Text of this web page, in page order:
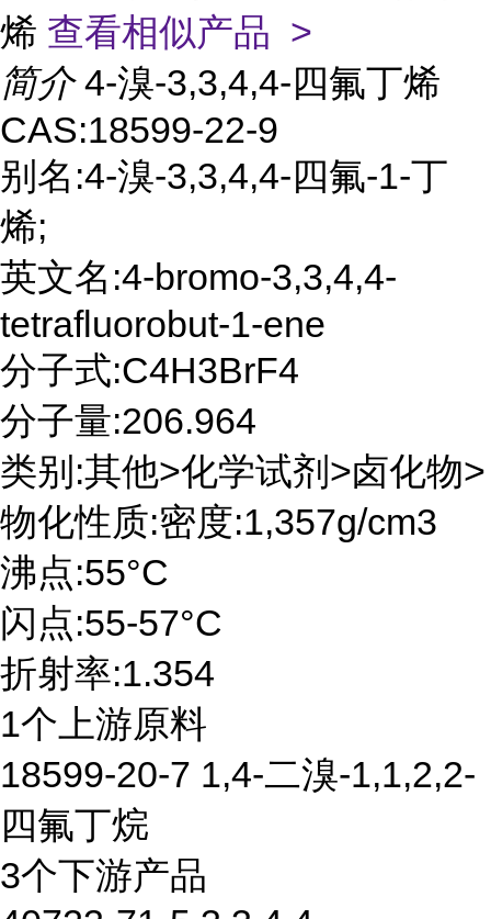
烯 查看相似产品 >
简介 4-溴-3,3,4,4-四氟丁烯
CAS:18599-22-9
别名:4-溴-3,3,4,4-四氟-1-丁
烯;
英文名:4-bromo-3,3,4,4-
tetrafluorobut-1-ene
分子式:C4H3BrF4
分子量:206.964
类别:其他>化学试剂>卤化物>
物化性质:密度:1,357g/cm3
沸点:55°C
闪点:55-57°C
折射率:1.354
1个上游原料
18599-20-7 1,4-二溴-1,1,2,2-
四氟丁烷
3个下游产品